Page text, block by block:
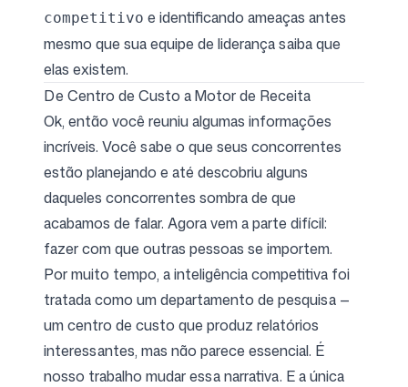
competitivo e identificando ameaças antes
mesmo que sua equipe de liderança saiba que
elas existem.
De Centro de Custo a Motor de Receita
Ok, então você reuniu algumas informações
incríveis. Você sabe o que seus concorrentes
estão planejando e até descobriu alguns
daqueles concorrentes sombra de que
acabamos de falar. Agora vem a parte difícil:
fazer com que outras pessoas se importem.
Por muito tempo, a inteligência competitiva foi
tratada como um departamento de pesquisa —
um centro de custo que produz relatórios
interessantes, mas não parece essencial. É
nosso trabalho mudar essa narrativa. E a única